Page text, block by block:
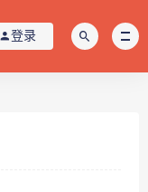
登录